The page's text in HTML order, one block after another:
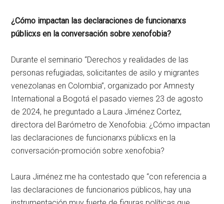
¿Cómo impactan las declaraciones de funcionarxs
públicxs en la conversación sobre xenofobia?
Durante el seminario “Derechos y realidades de las
personas refugiadas, solicitantes de asilo y migrantes
venezolanas en Colombia”, organizado por Amnesty
International a Bogotá el pasado viernes 23 de agosto
de 2024, he preguntado a Laura Jiménez Cortez,
directora del Barómetro de Xenofobia: ¿Cómo impactan
las declaraciones de funcionarxs públicxs en la
conversación-promoción sobre xenofobia?
Laura Jiménez me ha contestado que “con referencia a
las declaraciones de funcionarios públicos, hay una